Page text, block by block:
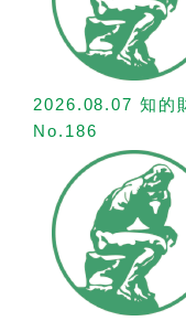
2026.08.07 知的
No.186